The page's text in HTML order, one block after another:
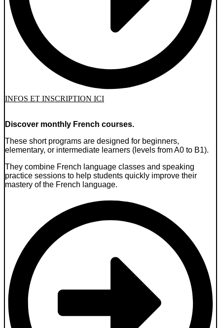
INFOS ET INSCRIPTION ICI
Discover monthly French courses.
These short programs are designed for beginners,
elementary, or intermediate learners (levels from A0 to B1).
They combine French language classes and speaking
practice sessions to help students quickly improve their
mastery of the French language.